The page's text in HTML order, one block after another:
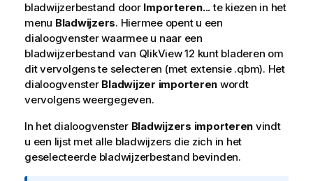
bladwijzerbestand door Importeren...te kiezen in het
menu Bladwijzers. Hiermee opent u een
dialoogvenster waarmee u naar een
bladwijzerbestand van QlikView 12 kunt bladeren om
dit vervolgens te selecteren (met extensie .qbm). Het
dialoogvenster Bladwijzer importeren wordt
vervolgens weergegeven.
In het dialoogvenster Bladwijzers importeren vindt
u een lijst met alle bladwijzers die zich in het
geselecteerde bladwijzerbestand bevinden.